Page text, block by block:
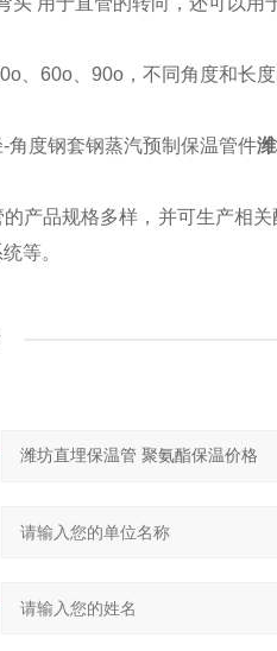
、60o、90o，不同角度和长度
角度钢套钢蒸汽预制保温管件
产品规格多样，并可生产相
等。